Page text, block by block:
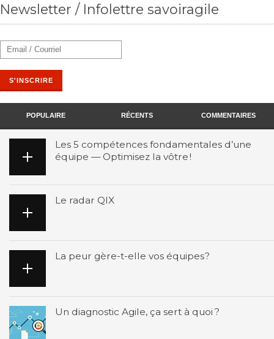
Newsletter / Infolettre savoiragile
POPULAIRE RÉCENTS COMMENTAIRES
Les 5 compétences fondamentales d’une
équipe — Optimisez la vôtre !
Le radar QIX
La peur gère-t-elle vos équipes?
Un diagnostic Agile, ça sert à quoi ?